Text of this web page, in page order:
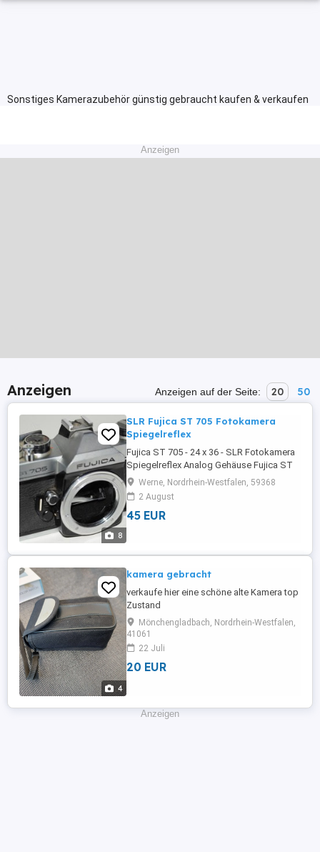
Sonstiges Kamerazubehör günstig gebraucht kaufen & verkaufen
Anzeigen
Anzeigen Anzeigen auf der Seite: 20 50
8
SLR Fujica ST 705 Fotokamera
Spiegelreflex
Fujica ST 705 - 24 x 36 - SLR Fotokamera
Spiegelreflex Analog Gehäuse Fujica ST
705 Funktionsfähiges* Sammlerstück
(soweit meine Kenntnisse und
Möglichkeiten reichen). Bitte im Internet
informieren. *) Gebraucht von Privat - wie
Wandlung. Versand ...
Werne, Nordrhein-Westfalen, 59368
2 August
45 EUR
4
kamera gebracht
verkaufe hier eine schöne alte Kamera top
Zustand
Mönchengladbach, Nordrhein-Westfalen,
41061
22 Juli
20 EUR
Anzeigen